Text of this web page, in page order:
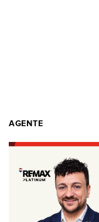
AGENTE